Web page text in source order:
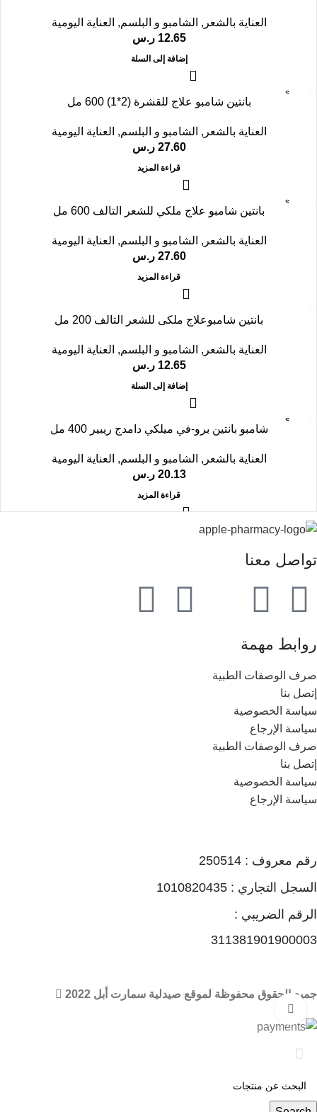
العناية بالشعر , الشامبو و البلسم, العناية اليومية
12.65 ر.س
إضافة إلى السلة
SOLD
بانتين شامبو علاج للقشرة (2*1) 600 مل
العناية بالشعر , الشامبو و البلسم, العناية اليومية
27.60 ر.س
قراءة المزيد
SOLD
بانتين شامبو علاج ملكي للشعر التالف 600 مل
العناية بالشعر , الشامبو و البلسم, العناية اليومية
27.60 ر.س
قراءة المزيد
بانتين شامبوعلاج ملكى للشعر التالف 200 مل
العناية بالشعر , الشامبو و البلسم, العناية اليومية
12.65 ر.س
إضافة إلى السلة
SOLD
شامبو بانتين برو-في ميلكي دامدج ريبير 400 مل
العناية بالشعر , الشامبو و البلسم, العناية اليومية
20.13 ر.س
قراءة المزيد
تواصل معنا
روابط مهمة
صرف الوصفات الطبية
إتصل بنا
سياسة الخصوصية
سياسة الإرجاع
صرف الوصفات الطبية
إتصل بنا
سياسة الخصوصية
سياسة الإرجاع
رقم معروف : 250514
السجل التجاري : 1010820435
الرقم الضريبي :
311381901900003
جميع الحقوق محفوظة لموقع صيدلية سمارت أبل 2022
🏠 عند شرائك من صيدليات سمارت أبل أحصل علي مكافات ونقاط